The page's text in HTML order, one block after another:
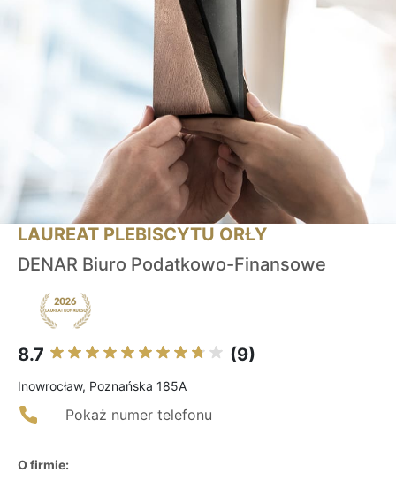
LAUREAT PLEBISCYTU ORŁY
DENAR Biuro Podatkowo-Finansowe
8.7 (9)
Inowrocław, Poznańska 185A
Pokaż numer telefonu
O firmie: